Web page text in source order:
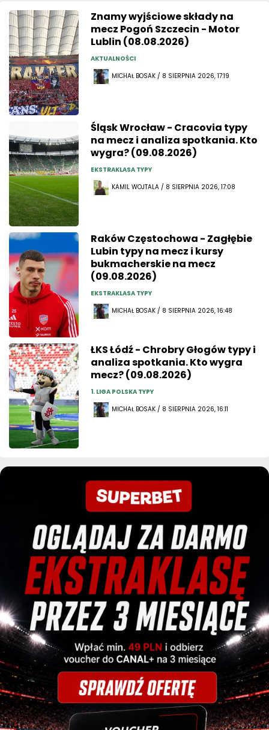
Znamy wyjściowe składy na
mecz Pogoń Szczecin - Motor
Lublin (08.08.2026)
AKTUALNOŚCI
MICHAŁ BOSAK / 8 SIERPNIA 2026, 17:19
Śląsk Wrocław - Cracovia typy
na mecz i analiza spotkania. Kto
wygra? (09.08.2026)
EKSTRAKLASA TYPY
KAMIL WOJTALA / 8 SIERPNIA 2026, 17:08
Raków Częstochowa - Zagłębie
Lubin typy na mecz i kursy
bukmacherskie na mecz
(09.08.2026)
EKSTRAKLASA TYPY
MICHAŁ BOSAK / 8 SIERPNIA 2026, 16:48
ŁKS Łódź - Chrobry Głogów typy i
analiza spotkania. Kto wygra
mecz? (09.08.2026)
1. LIGA POLSKA TYPY
MICHAŁ BOSAK / 8 SIERPNIA 2026, 16:11